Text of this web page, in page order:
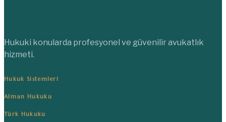
Hukuki konularda profesyonel ve güvenilir avukatlık
hizmeti.
Hukuk Sistemleri
Alman Hukuku
Türk Hukuku